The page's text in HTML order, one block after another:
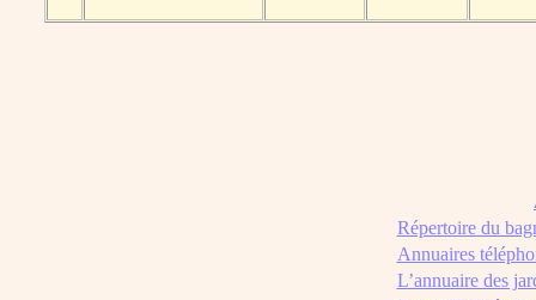
Répertoire du
Annuaires
L’annuaire des